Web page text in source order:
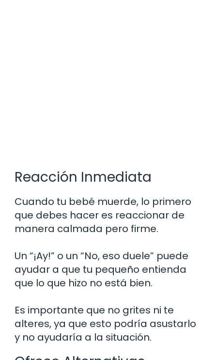
Reacción Inmediata
Cuando tu bebé muerde, lo primero
que debes hacer es reaccionar de
manera calmada pero firme.
Un “¡Ay!” o un “No, eso duele” puede
ayudar a que tu pequeño entienda
que lo que hizo no está bien.
Es importante que no grites ni te
alteres, ya que esto podría asustarlo
y no ayudaría a la situación.